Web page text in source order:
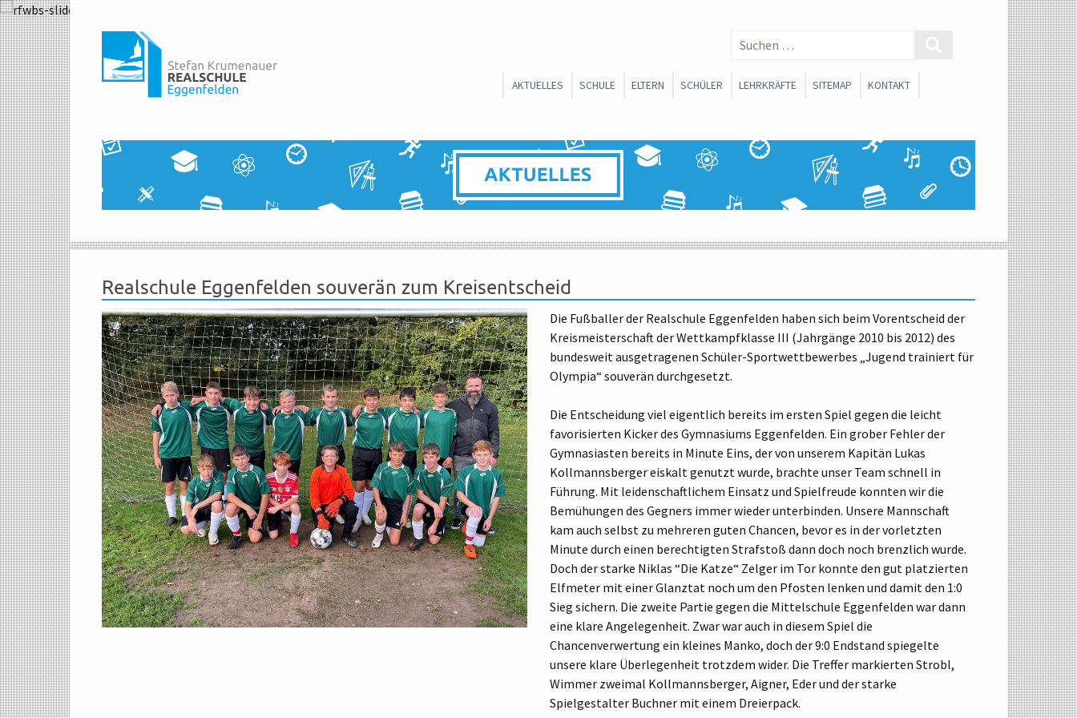
Zum
AKTUELLES
SCHULE
KOLLEGIUM
SCHULBERATUNG
SCHULPSYCHOLOGIE
SCHULPORTRAIT
GANZTAGSSCHULE
UMWELTSCHULE
SCHULPROFIL
WAHLPFLICHTFÄCHERGRUPPE I
WAHLPFLICHTFÄCHERGRUPPE III W
PROFILKLASSEN
TABLETKLASSEN
MEDIENNUTZUNG
PRESSE
ORIENTIERUNGSPRAKTIKUM
ELTERN
FÖRDERVEREIN
ELTERNINFORMATIONEN
SCHÜLER
STREITSCHLICHTER
JUGENDSOZIALARBEIT
INTERESSANTE LINKS FÜR
SCHÜLERINNEN UND SCHÜLER
LEHRKRÄFTE
FACHSCHAFTEN
FORTBILDUNGSMATERIALIEN
SITEMAP KONTAKT
Realschule Eggenfelden souverän zum Kreisentscheid
Die Fußballer der Realschule Eggenfelden haben sich beim Vorentscheid der
Kreismeisterschaft der Wettkampfklasse III (Jahrgänge 2010 bis 2012) des
bundesweit ausgetragenen Schüler-Sportwettbewerbes „Jugend trainiert für
Olympia“ souverän durchgesetzt.
Die Entscheidung viel eigentlich bereits im ersten Spiel gegen die leicht
favorisierten Kicker des Gymnasiums Eggenfelden. Ein grober Fehler der
Gymnasiasten bereits in Minute Eins, der von unserem Kapitän Lukas
Kollmannsberger eiskalt genutzt wurde, brachte unser Team schnell in
Führung. Mit leidenschaftlichem Einsatz und Spielfreude konnten wir die
Bemühungen des Gegners immer wieder unterbinden. Unsere Mannschaft
kam auch selbst zu mehreren guten Chancen, bevor es in der vorletzten
Minute durch einen berechtigten Strafstoß dann doch noch brenzlich wurde.
Doch der starke Niklas “Die Katze“ Zelger im Tor konnte den gut platzierten
Elfmeter mit einer Glanztat noch um den Pfosten lenken und damit den 1:0
Sieg sichern. Die zweite Partie gegen die Mittelschule Eggenfelden war dann
eine klare Angelegenheit. Zwar war auch in diesem Spiel die
Chancenverwertung ein kleines Manko, doch der 9:0 Endstand spiegelte
unsere klare Überlegenheit trotzdem wider. Die Treffer markierten Strobl,
Wimmer zweimal Kollmannsberger, Aigner, Eder und der starke
Spielgestalter Buchner mit einem Dreierpack.